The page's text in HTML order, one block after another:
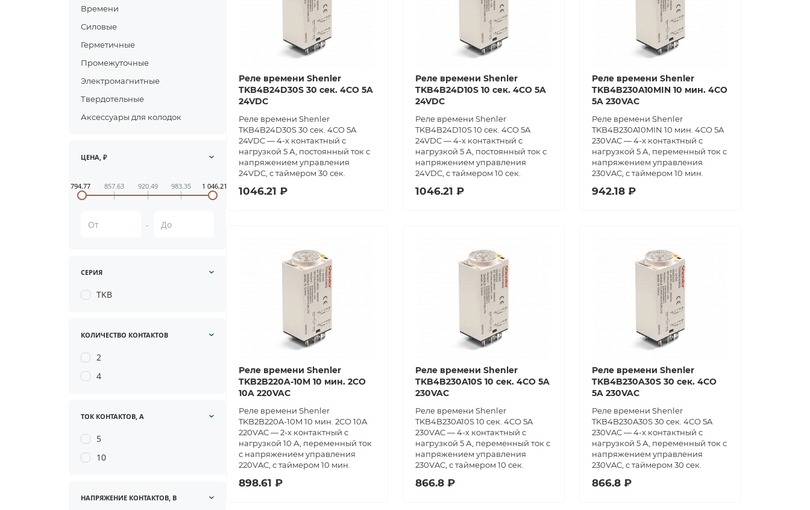
Времени
Силовые
Герметичные
Промежуточные
Электромагнитные
Твердотельные
Аксессуары для колодок
ЦЕНА, ₽
794.77 857.63 920.49 983.35 1 046.21
СЕРИЯ
TKB
КОЛИЧЕСТВО КОНТАКТОВ
2
4
ТОК КОНТАКТОВ, А
5
10
НАПРЯЖЕНИЕ КОНТАКТОВ, В
Реле времени Shenler
TKB4B24D30S 30 сек. 4CO 5A
24VDC
Реле времени Shenler
TKB4B24D30S 30 сек. 4CO 5A
24VDC — 4-х контактный с
нагрузкой 5 А, постоянный ток с
напряжением управления
24VDC, с таймером 30 сек.
1046.21 ₽
Реле времени Shenler
TKB4B24D10S 10 сек. 4CO 5A
24VDC
Реле времени Shenler
TKB4B24D10S 10 сек. 4CO 5A
24VDC — 4-х контактный с
нагрузкой 5 А, постоянный ток с
напряжением управления
24VDC, с таймером 10 сек.
1046.21 ₽
Реле времени Shenler
TKB4B230A10MIN 10 мин. 4CO
5A 230VAC
Реле времени Shenler
TKB4B230A10MIN 10 мин. 4CO 5A
230VAC — 4-х контактный с
нагрузкой 5 А, переменный ток с
напряжением управления
230VAC, с таймером 10 мин.
942.18 ₽
Реле времени Shenler
TKB2B220A-10M 10 мин. 2СО
10A 220VAC
Реле времени Shenler
TKB2B220A-10M 10 мин. 2СО 10A
220VAC — 2-х контактный с
нагрузкой 10 А, переменный ток
с напряжением управления
220VAC, с таймером 10 мин.
898.61 ₽
Реле времени Shenler
TKB4B230A10S 10 сек. 4CO 5A
230VAC
Реле времени Shenler
TKB4B230A10S 10 сек. 4CO 5A
230VAC — 4-х контактный с
нагрузкой 5 А, переменный ток с
напряжением управления
230VAC, с таймером 10 сек.
866.8 ₽
Реле времени Shenler
TKB4B230A30S 30 сек. 4CO
5A 230VAC
Реле времени Shenler
TKB4B230A30S 30 сек. 4CO 5A
230VAC — 4-х контактный с
нагрузкой 5 А, переменный ток с
напряжением управления
230VAC, с таймером 30 сек.
866.8 ₽